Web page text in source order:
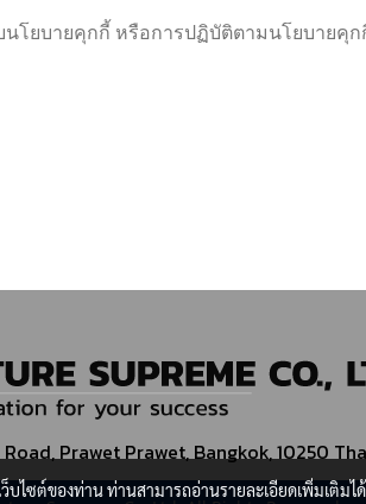
นโยบายคุกกี้ หรือการปฏิบัติตามนโยบายคุ
Prawet Prawet, Bangkok, 10250
ไซต์ของท่าน ท่านสามารถอ่านรายละเอียดเพิ่มเติมไ